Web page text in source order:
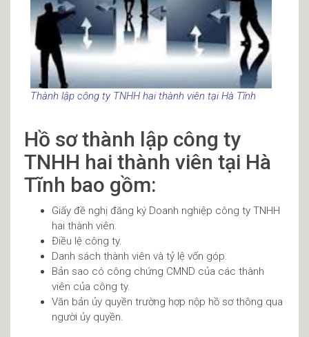
Thành lập công ty TNHH hai thành viên tại Hà Tĩnh
Hồ sơ thành lập công ty
TNHH hai thành viên tại Hà
Tĩnh bao gồm:
Giấy đề nghị đăng ký Doanh nghiệp công ty TNHH
hai thành viên.
Điều lệ công ty.
Danh sách thành viên và tỷ lệ vốn góp.
Bản sao có công chứng CMND của các thành
viên của công ty.
Văn bản ủy quyền trường hợp nộp hồ sơ thông qua
người ủy quyền.